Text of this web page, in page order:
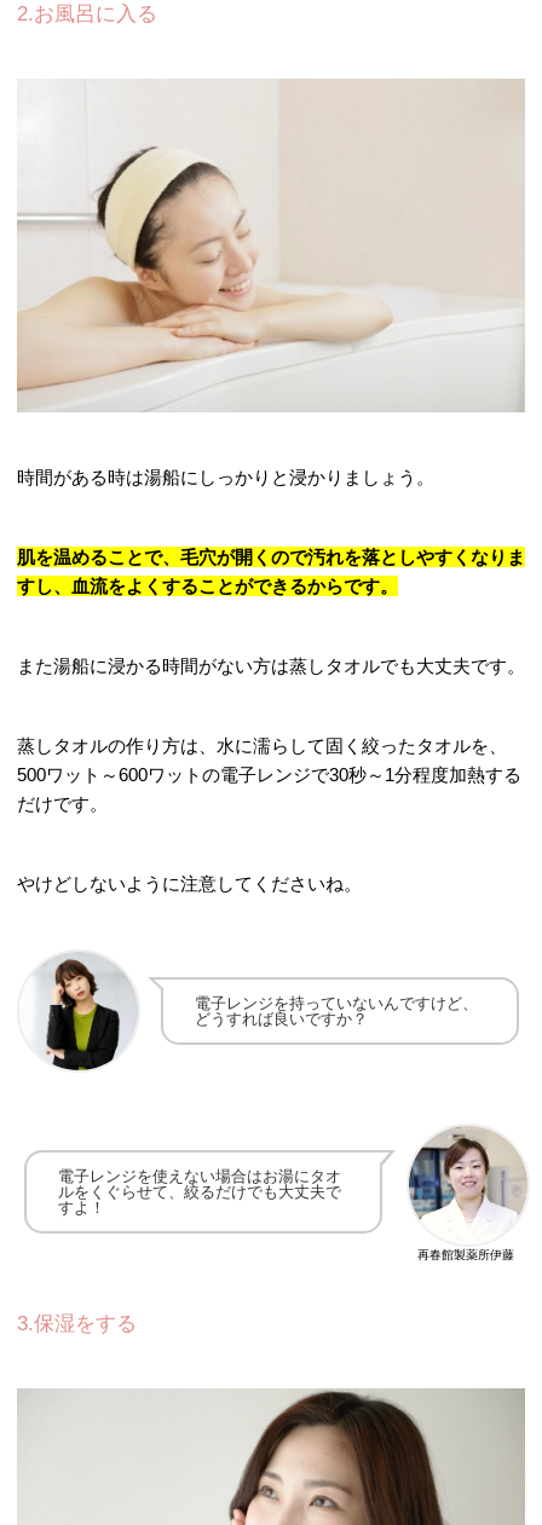
2.お風呂に入る
時間がある時は湯船にしっかりと浸かりましょう。
肌を温めることで、毛穴が開くので汚れを落としやすくなりま
すし、血流をよくすることができるからです。
また湯船に浸かる時間がない方は蒸しタオルでも大丈夫です。
蒸しタオルの作り方は、水に濡らして固く絞ったタオルを、
500ワット～600ワットの電子レンジで30秒～1分程度加熱する
だけです。
やけどしないように注意してくださいね。
電子レンジを持っていないんですけど、
どうすれば良いですか？
再春館製薬所伊藤
電子レンジを使えない場合はお湯にタオ
ルをくぐらせて、絞るだけでも大丈夫で
すよ！
3.保湿をする